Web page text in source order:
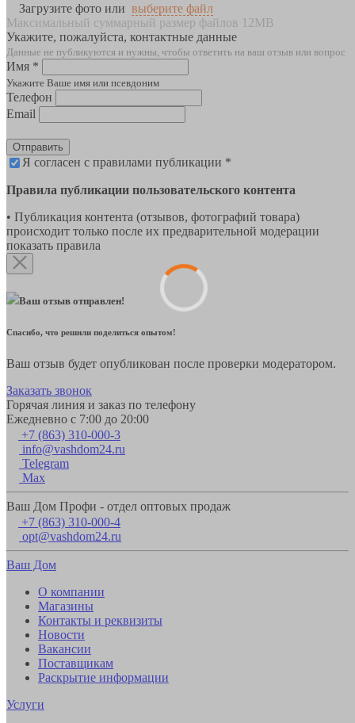
Загрузите фото или выберите файл
Максимальный суммарный размер файлов 12MB
Укажите, пожалуйста, контактные данные
Данные не публикуются и нужны, чтобы ответить на ваш отзыв или вопрос
Имя *
Укажите Ваше имя или псевдоним
Телефон
Email
Отправить
Я согласен с правилами публикации *
Правила публикации пользовательского контента
• Публикация контента (отзывов, фотографий товара)
происходит только после их предварительной модерации
показать правила
Ваш отзыв отправлен!
Спасибо, что решили поделиться опытом!
Ваш отзыв будет опубликован после проверки модератором.
Заказать звонок
Горячая линия и заказ по телефону
Ежедневно с 7:00 до 20:00
+7 (863) 310-000-3
info@vashdom24.ru
Telegram
Max
Ваш Дом Профи - отдел оптовых продаж
+7 (863) 310-000-4
opt@vashdom24.ru
Ваш Дом
О компании
Магазины
Контакты и реквизиты
Новости
Вакансии
Поставщикам
Раскрытие информации
Услуги